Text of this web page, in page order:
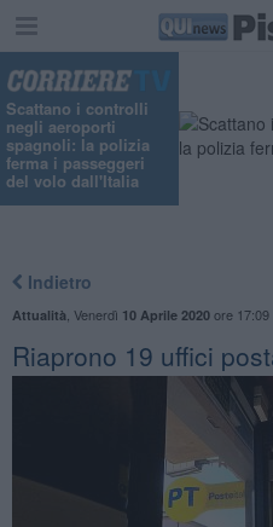
Scattano i controlli
negli aeroporti
spagnoli: la polizia
ferma i passeggeri
del volo dall'Italia
Indietro
Attualità Venerdì 10 Aprile 2020ore 17:09
Riaprono 19 uffici